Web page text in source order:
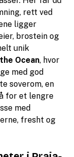
rett ved
ligger
brostein og
unik
Ocean, hvor
med god
soverom, en
for et lengre
med
fresht og